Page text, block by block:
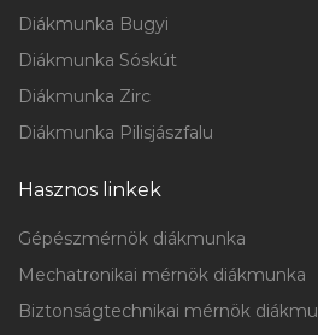
Diákmunka Bugyi
Diákmunka Sóskút
Diákmunka Zirc
Diákmunka Pilisjászfalu
Hasznos linkek
Gépészmérnök diákmunka
Mechatronikai mérnök diákmunka
Biztonságtechnikai mérnök